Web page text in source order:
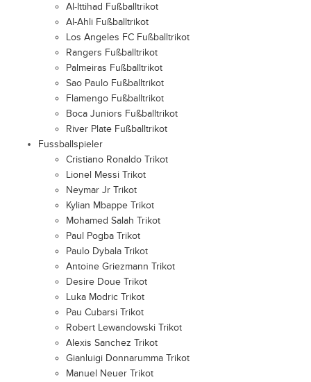
Al-Ittihad Fußballtrikot
Al-Ahli Fußballtrikot
Los Angeles FC Fußballtrikot
Rangers Fußballtrikot
Palmeiras Fußballtrikot
Sao Paulo Fußballtrikot
Flamengo Fußballtrikot
Boca Juniors Fußballtrikot
River Plate Fußballtrikot
Fussballspieler
Cristiano Ronaldo Trikot
Lionel Messi Trikot
Neymar Jr Trikot
Kylian Mbappe Trikot
Mohamed Salah Trikot
Paul Pogba Trikot
Paulo Dybala Trikot
Antoine Griezmann Trikot
Desire Doue Trikot
Luka Modric Trikot
Pau Cubarsi Trikot
Robert Lewandowski Trikot
Alexis Sanchez Trikot
Gianluigi Donnarumma Trikot
Manuel Neuer Trikot